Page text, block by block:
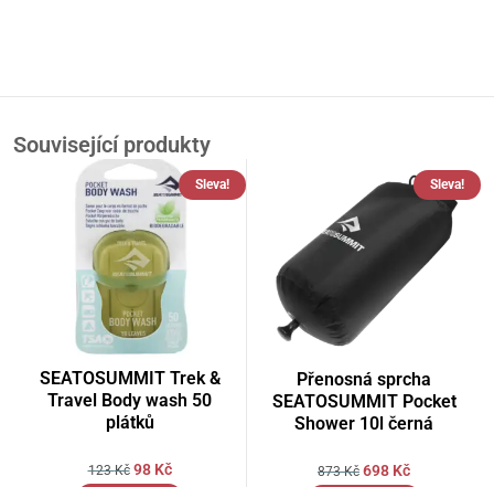
Související produkty
Sleva!
SEATOSUMMIT Trek &
Travel Body wash 50
plátků
123Kč 98 Kč
Sleva!
Přenosná sprcha
SEATOSUMMIT Pocket
Shower 10l černá
873Kč 698 Kč